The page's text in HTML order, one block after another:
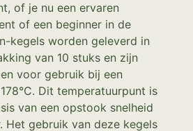
of je nu een ervaren
of een beginner in de
kegels worden geleverd in
van 10 stuks en zijn
voor gebruik bij een
Dit temperatuurpunt is
van een opstook snelheid
Het gebruik van deze kegels